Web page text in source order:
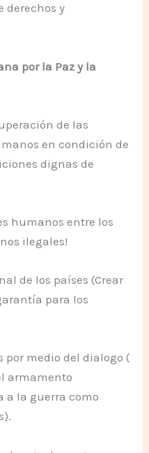
derechos y
por la Paz y la
de las
en condición de
dignas de
humanos entre los
ilegales!
de los países (Crear
para los
por medio del dialogo (
armamento
a la guerra como